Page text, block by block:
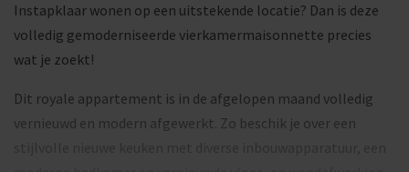
Instapklaar wonen op een uitstekende locatie? Dan is deze
volledig gemoderniseerde vierkamermaisonnette precies
wat je zoekt!
Dit royale appartement is in de afgelopen maand volledig
vernieuwd en modern afgewerkt. Zo beschik je over een